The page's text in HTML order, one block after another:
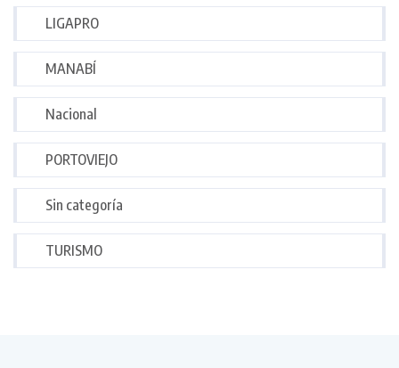
LIGAPRO
MANABÍ
Nacional
PORTOVIEJO
Sin categoría
TURISMO